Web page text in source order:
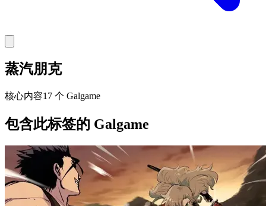
蒸汽朋克
核心内容17 个 Galgame
包含此标签的 Galgame